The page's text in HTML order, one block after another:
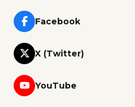
Facebook
X (Twitter)
YouTube